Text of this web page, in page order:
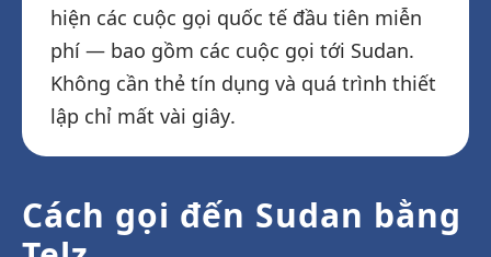
hiện các cuộc gọi quốc tế đầu tiên miễn
phí — bao gồm các cuộc gọi tới Sudan.
Không cần thẻ tín dụng và quá trình thiết
lập chỉ mất vài giây.
Cách gọi đến Sudan bằng